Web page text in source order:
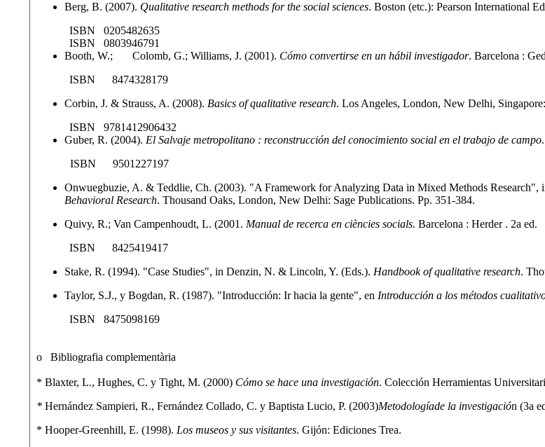
Berg, B. (2007). Qualitative research methods for the social sciences. Boston (etc.): Pearson International
ISBN 0205482635
ISBN 0803946791
Booth, W.; Colomb, G.; Williams, J. (2001). Cómo convertirse en un hábil investigador. Barcelona :
ISBN 8474328179
Corbin, J. & Strauss, A. (2008). Basics of qualitative research. Los Angeles, London, New Delhi,
ISBN 9781412906432
Guber, R. (2004). El Salvaje metropolitano : reconstrucción del conocimiento social en el trabajo de campo
ISBN 9501227197
Onwuegbuzie, A. & Teddlie, Ch. (2003). "A Framework for Analyzing Data in Mixed Methods Research",
Behavioral Research. Thousand Oaks, London, New Delhi: Sage Publications. Pp. 351-384.
Quivy, R.; Van Campenhoudt, L. (2001. Manual de recerca en ciències socials. Barcelona : Herder . 2a ed.
ISBN 8425419417
Stake, R. (1994). "Case Studies", in Denzin, N. & Lincoln, Y. (Eds.). Handbook of qualitative research.
Taylor, S.J., y Bogdan, R. (1987). "Introducción: Ir hacia la gente", en Introducción a los métodos
ISBN 8475098169
o Bibliografia complementària
* Blaxter, L., Hughes, C. y Tight, M. (2000) Cómo se hace una investigación. Colección Herramientas
* Hernández Sampieri, R., Fernández Collado, C. y Baptista Lucio, P. (2003)Metodologíade la investigación (3a
* Hooper-Greenhill, E. (1998). Los museos y sus visitantes. Gijón: Ediciones Trea.